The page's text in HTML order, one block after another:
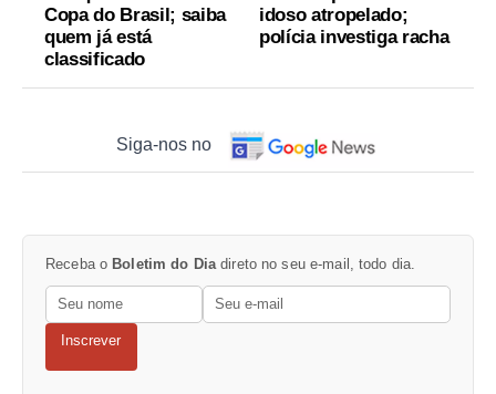
Copa do Brasil; saiba
quem já está
classificado
idoso atropelado;
polícia investiga racha
Siga-nos no
Receba o Boletim do Diadireto no seu e-mail, todo dia.
Inscrever